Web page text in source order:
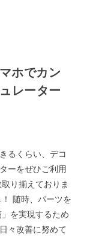
ホでカン
レーター
るくらい、デコ
ーをぜひご利用
り揃えておりま
随時、パーツを
を実現するため
々改善に努めて